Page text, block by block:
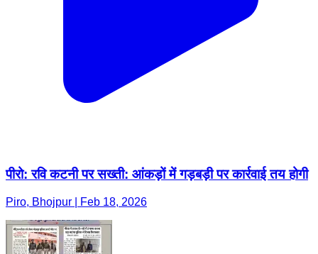
पीरो: रवि कटनी पर सख्ती: आंकड़ों में गड़बड़ी पर कार्रवाई तय होगी
Piro, Bhojpur | Feb 18, 2026